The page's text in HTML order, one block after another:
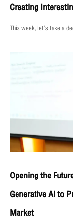
Creating
This week, let’s take a
Opening the
Generative AI to
Market